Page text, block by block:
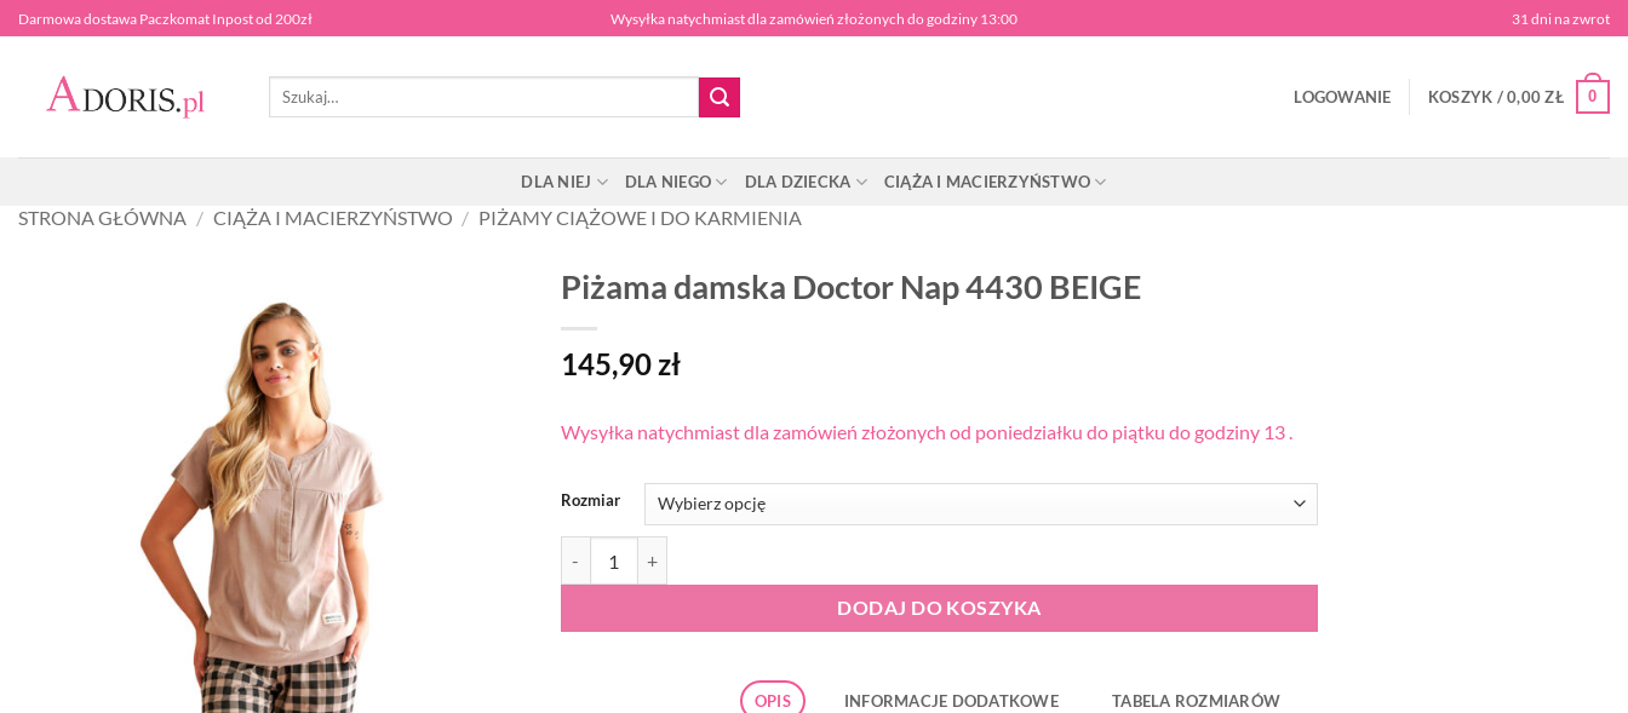
Przewiń
do
zawartości
Darmowa dostawa Paczkomat Inpost od 200zł Wysyłka natychmiast dla zamówień złożonych do godziny 13:00 31 dni na zwrot
Szukaj:
LOGOWANIE KOSZYK /0,00ZŁ 0
DLA NIEJ DLA NIEGO DLA DZIECKA CIĄŻA I MACIERZYŃSTWO
STRONA GŁÓWNA / CIĄŻA I MACIERZYŃSTWO / PIŻAMY CIĄŻOWE I DO KARMIENIA
Piżama damska Doctor Nap 4430 BEIGE
145,90zł
Wysyłka natychmiast dla zamówień złożonych od poniedziałku do piątku do godziny 13 .
Rozmiar
DODAJ DO KOSZYKA
OPIS INFORMACJE DODATKOWE TABELA ROZMIARÓW